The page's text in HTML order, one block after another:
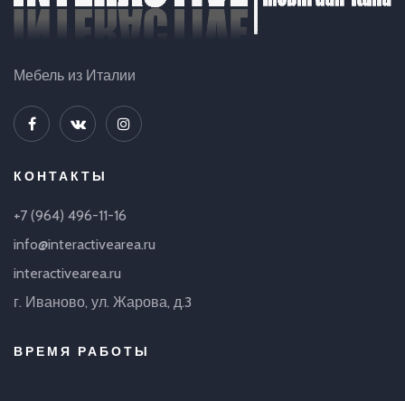
Мебель из Италии
КОНТАКТЫ
+7 (964) 496-11-16
info@interactivearea.ru
interactivearea.ru
г. Иваново, ул. Жарова, д.3
ВРЕМЯ РАБОТЫ